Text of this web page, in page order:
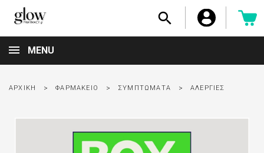

MENU
ΑΡΧΙΚΉ ΦΑΡΜΑΚΕΊΟ ΣΥΜΠΤΏΜΑΤΑ ΑΛΕΡΓΊΕΣ